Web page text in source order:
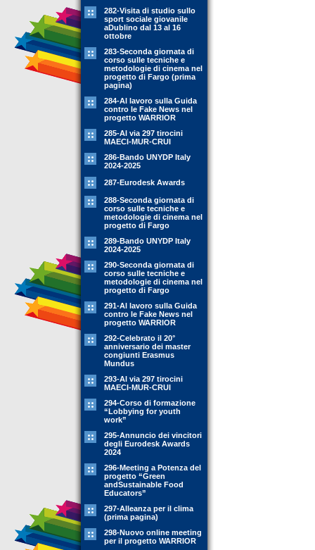
282-Visita di studio sullo
sport sociale giovanile
aDublino dal 13 al 16
ottobre
283-Seconda giornata di
corso sulle tecniche e
metodologie di cinema nel
progetto di Fargo (prima
pagina)
284-Al lavoro sulla Guida
contro le Fake News nel
progetto WARRIOR
285-Al via 297 tirocini
MAECI-MUR-CRUI
286-Bando UNYDP Italy
2024-2025
287-Eurodesk Awards
288-Seconda giornata di
corso sulle tecniche e
metodologie di cinema nel
progetto di Fargo
289-Bando UNYDP Italy
2024-2025
290-Seconda giornata di
corso sulle tecniche e
metodologie di cinema nel
progetto di Fargo
291-Al lavoro sulla Guida
contro le Fake News nel
progetto WARRIOR
292-Celebrato il 20°
anniversario dei master
congiunti Erasmus
Mundus
293-Al via 297 tirocini
MAECI-MUR-CRUI
294-Corso di formazione
“Lobbying for youth
work”
295-Annuncio dei vincitori
degli Eurodesk Awards
2024
296-Meeting a Potenza del
progetto “Green
andSustainable Food
Educators”
297-Alleanza per il clima
(prima pagina)
298-Nuovo online meeting
per il progetto WARRIOR